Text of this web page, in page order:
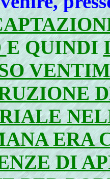
E QUINDI
ERA
DI